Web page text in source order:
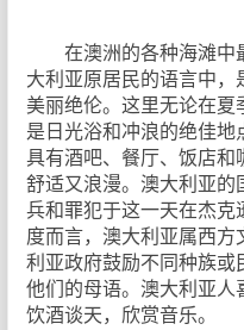
在澳洲的各种海滩中最
大利亚原居民的语言中，
美丽绝伦。这里无论在
是日光浴和冲浪的绝佳
具有酒吧、餐厅、饭店和
舒适又浪漫。澳大利亚的
兵和罪犯于这一天在杰
度而言，澳大利亚属西
利亚政府鼓励不同种族或
他们的母语。澳大利亚人
饮酒谈天，欣赏音乐。